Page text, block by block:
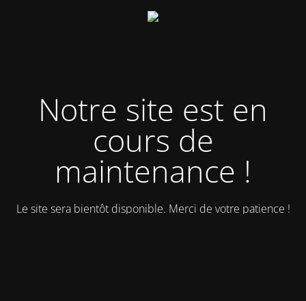
Notre site est en
cours de
maintenance !
Le site sera bientôt disponible. Merci de votre patience !